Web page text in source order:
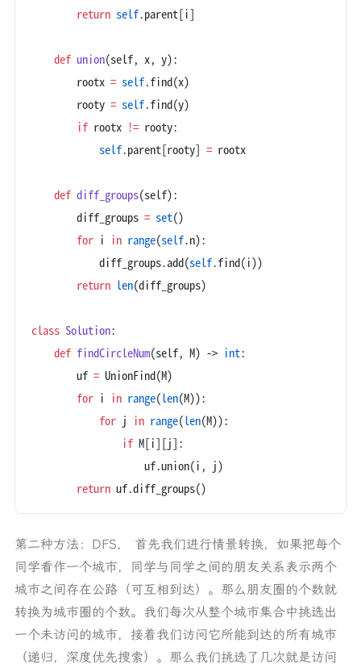
        return
self.parent[i]
    def
union(self, x, y):
        rootx
= self.find(x)
        rooty
= self.find(y)
        if
rootx != rooty:
            self
.parent[rooty] = rootx
    def
diff_groups(self):
        diff_groups
= set()
        for
i in range(self.n):
            diff_groups.add(
self.find(i))
        return
len(diff_groups)
class Solution:
    def
findCircleNum(self, M) -> int:
        uf
= UnionFind(M)
        for
i in range(len(M)):
            for
j in range(len(M)):
                if
M[i][j]:
                    uf.union(i, j)
        return
uf.diff_groups()
第二种方法：DFS， 首先我们进行情景转换，如果把每个
同学看作一个城市，同学与同学之间的朋友关系表示两个
城市之间存在公路（可互相到达）。那么朋友圈的个数就
转换为城市圈的个数。我们每次从整个城市集合中挑选出
一个未访问的城市，接着我们访问它所能到达的所有城市
（递归，深度优先搜索）。那么我们挑选了几次就是访问